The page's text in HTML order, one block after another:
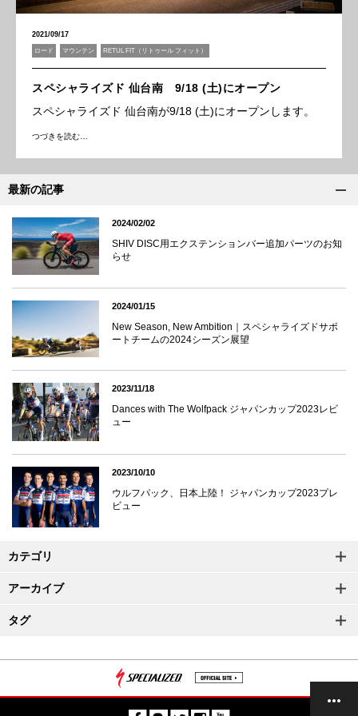
2021/09/17
ロード マウンテン RETUL FIT（リトゥール フィット）
スペシャライズド 仙台南 9/18 (土)にオープン
スペシャライズド 仙台南が9/18 (土)にオープンします。
つづきを読む…
最新の記事
2024/02/02
SHIV DISC用エクステンションバー追加パーツのお知
らせ
2024/01/15
New Season, New Ambition｜スペシャライズドサポ
ートチームの2024シーズン展望
2023/11/18
Dances with The Wolfpack ジャパンカップ2023レビ
ュー
2023/10/10
ウルフパック、日本上陸！ ジャパンカップ2023プレ
ビュー
カテゴリ
アーカイブ
タグ